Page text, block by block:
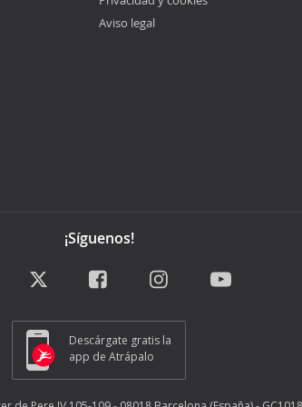
Aviso legal
¡Síguenos!
Descárgate gratis la
app de Atrápalo